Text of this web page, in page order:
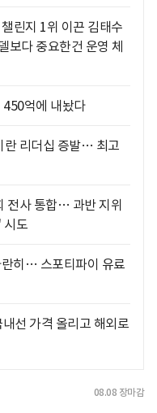
린지 1위 이끈 김태수
보다 중요한건 운영 체
450억에 내놨다
란 리더십 증발… 최고
전사 통합… 과반 지위
시도
히… 스포티파이 유료
선 가격 올리고 해외로
08.08 장마감